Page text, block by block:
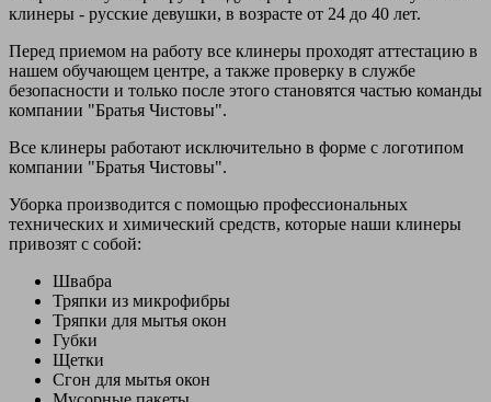
клинеры - русские девушки, в возрасте от 24 до 40 лет.
Перед приемом на работу все клинеры проходят аттестацию в
нашем обучающем центре, а также проверку в службе
безопасности и только после этого становятся частью команды
компании "Братья Чистовы".
Все клинеры работают исключительно в форме с логотипом
компании "Братья Чистовы".
Уборка производится с помощью профессиональных
технических и химический средств, которые наши клинеры
привозят с собой:
Швабра
Тряпки из микрофибры
Тряпки для мытья окон
Губки
Щетки
Сгон для мытья окон